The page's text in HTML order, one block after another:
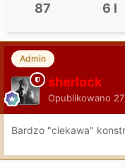
87 6 l
Admin
sherlock
Opublikowano
Bardzo "ciekawa"